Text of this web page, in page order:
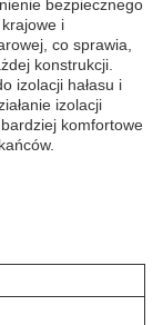
bezpiecznego
i
co sprawia,
konstrukcji.
izolacji hałasu i
izolacji
komfortowe